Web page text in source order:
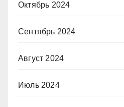
Октябрь 2024
Сентябрь 2024
Август 2024
Июль 2024